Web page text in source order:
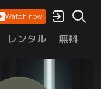
Watch now
レンタル 無料